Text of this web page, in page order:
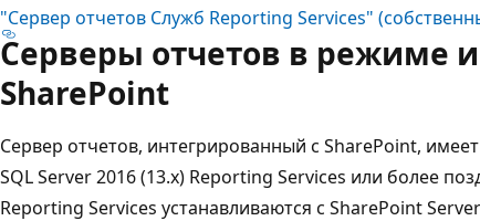
"Сервер отчетов Служб Reporting Services"
Серверы отчетов в режиме
SharePoint
Сервер отчетов, интегрированный с SharePoint,
SQL Server 2016 (13.x) Reporting Services или более
Reporting Services устанавливаются с SharePoint